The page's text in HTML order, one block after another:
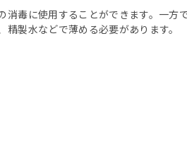
毒に使用することができます。一方
製水などで薄める必要があります。